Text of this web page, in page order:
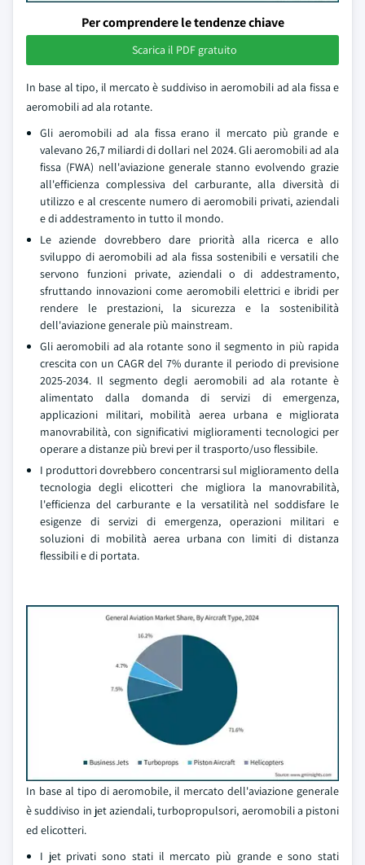
Per comprendere le tendenze chiave
Scarica il PDF gratuito
In base al tipo, il mercato è suddiviso in aeromobili ad ala fissa e
aeromobili ad ala rotante.
Gli aeromobili ad ala fissa erano il mercato più grande e
valevano 26,7 miliardi di dollari nel 2024. Gli aeromobili ad ala
fissa (FWA) nell'aviazione generale stanno evolvendo grazie
all'efficienza complessiva del carburante, alla diversità di
utilizzo e al crescente numero di aeromobili privati, aziendali
e di addestramento in tutto il mondo.
Le aziende dovrebbero dare priorità alla ricerca e allo
sviluppo di aeromobili ad ala fissa sostenibili e versatili che
servono funzioni private, aziendali o di addestramento,
sfruttando innovazioni come aeromobili elettrici e ibridi per
rendere le prestazioni, la sicurezza e la sostenibilità
dell'aviazione generale più mainstream.
Gli aeromobili ad ala rotante sono il segmento in più rapida
crescita con un CAGR del 7% durante il periodo di previsione
2025-2034. Il segmento degli aeromobili ad ala rotante è
alimentato dalla domanda di servizi di emergenza,
applicazioni militari, mobilità aerea urbana e migliorata
manovrabilità, con significativi miglioramenti tecnologici per
operare a distanze più brevi per il trasporto/uso flessibile.
I produttori dovrebbero concentrarsi sul miglioramento della
tecnologia degli elicotteri che migliora la manovrabilità,
l'efficienza del carburante e la versatilità nel soddisfare le
esigenze di servizi di emergenza, operazioni militari e
soluzioni di mobilità aerea urbana con limiti di distanza
flessibili e di portata.
In base al tipo di aeromobile, il mercato dell'aviazione generale
è suddiviso in jet aziendali, turbopropulsori, aeromobili a pistoni
ed elicotteri.
I jet privati sono stati il mercato più grande e sono stati